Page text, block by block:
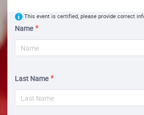
This event is certified, please provide correct
Name
Last Name